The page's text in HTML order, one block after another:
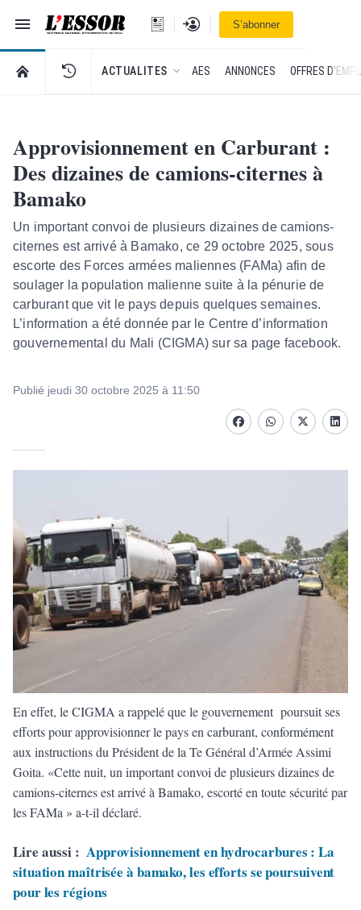
Navigation
L'Essor - retour à la une
Se connecterS’abonner
RETOUR À LA PAGE D’ACCUEIL DE L'ESSOR
ACTUALITES AES ANNONCES OFFRES
Approvisionnement en Carburant :
Des dizaines de camions-citernes à
Bamako
Un important convoi de plusieurs dizaines de camions-
citernes est arrivé à Bamako, ce 29 octobre 2025, sous
escorte des Forces armées maliennes (FAMa) afin de
soulager la population malienne suite à la pénurie de
carburant que vit le pays depuis quelques semaines.
L’information a été donnée par le Centre d’information
gouvernemental du Mali (CIGMA) sur sa page facebook.
Publié jeudi 30 octobre 2025 à 11:50
FacebookwhatsappTwitter
En effet, le CIGMA a rappelé que le gouvernement poursuit ses
efforts pour approvisionner le pays en carburant, conformément
aux instructions du Président de la Te Général d’Armée Assimi
Goita. «Cette nuit, un important convoi de plusieurs dizaines de
camions-citernes est arrivé à Bamako, escorté en toute sécurité par
les FAMa » a-t-il déclaré.
Lire aussi : Approvisionnement en hydrocarbures : La
situation maîtrisée à bamako, les efforts se poursuivent
pour les régions